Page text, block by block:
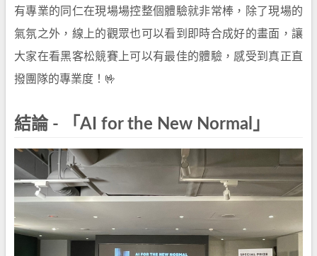
有專業的同仁在現場場控整個體驗就非常棒，除了現場的
氣氛之外，線上的觀眾也可以看到即時合成好的畫面，讓
大家在看黑客松競賽上可以有最佳的體驗，感受到真正直
撥團隊的專業度！🤟
結論 - 「AI for the New Normal」